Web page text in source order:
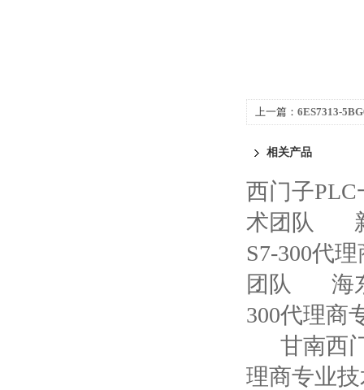
上一篇： 6ES7313-
相关产品
西门子
术团队
S7-300代
团队
海
300代理商
甘南西
理商专业